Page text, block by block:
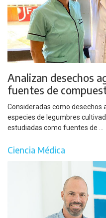
Analizan desechos
fuentes de
Consideradas como desechos
especies de legumbres
estudiadas como fuentes de ...
Ciencia Médica